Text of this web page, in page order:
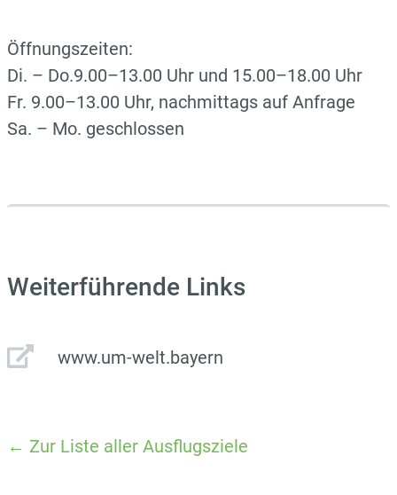
Öffnungszeiten:
Di. – Do.9.00–13.00 Uhr und 15.00–18.00 Uhr
Fr. 9.00–13.00 Uhr, nachmittags auf Anfrage
Sa. – Mo. geschlossen
Weiterführende Links
www.um-welt.bayern
← Zur Liste aller Ausflugsziele